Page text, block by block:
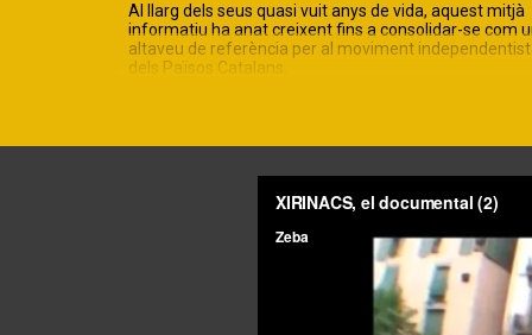
Al llarg dels seus quasi vuit anys de vida, aquest mitjà
informatiu ha anat creixent fins a consolidar-se com
altaveu de referència per al moviment
dels Països Catalans.
grup d’amics sota el nom de Fundació Tercera Via
ampliació, debat, difusió i creació de noves propostes i
aplicacions relacionades amb l’obra i l’acció pública